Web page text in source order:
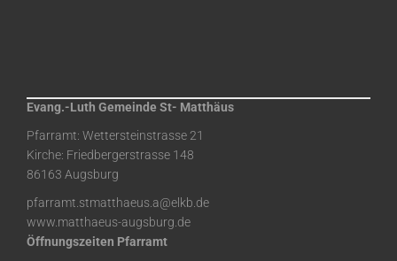
Evang.-Luth Gemeinde St- Matthäus
Pfarramt: Wettersteinstrasse 21
Kirche: Friedbergerstrasse 148
86163 Augsburg
pfarramt.stmatthaeus.a@elkb.de
www.matthaeus-augsburg.de
Öffnungszeiten Pfarramt